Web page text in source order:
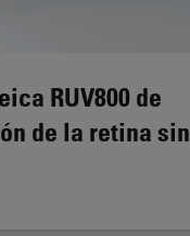
RUV800 de
de la retina sin